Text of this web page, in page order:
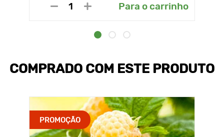
Para o carrinho
COMPRADO COM ESTE PRODUTO
PROMOÇÃO